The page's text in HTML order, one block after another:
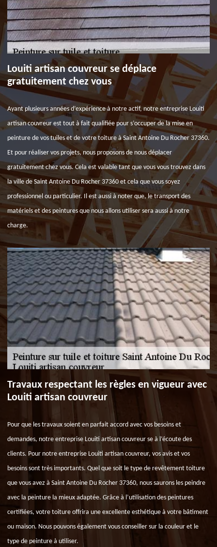
Louiti artisan couvreur se déplace
gratuitement chez vous
Ayant plusieurs années d’expérience à notre actif, notre entreprise Louiti
artisan couvreur est tout à fait qualifiée pour s’occuper de la mise en
peinture de vos tuiles et de votre toiture à Saint Antoine Du Rocher 37360.
Et pour réaliser vos projets, nous proposons de nous déplacer
gratuitement chez vous. Cela est valable tant que vous vous trouvez dans
la ville de Saint Antoine Du Rocher 37360 et cela que vous soyez
professionnel ou particulier. Il est aussi à noter que, le transport des
matériels et des peintures que nous allons utiliser sera aussi à notre
charge.
Travaux respectant les règles en vigueur avec
Louiti artisan couvreur
Pour que les travaux soient en parfait accord avec vos besoins et
demandes, notre entreprise Louiti artisan couvreur se à l’écoute des
clients. Pour notre entreprise Louiti artisan couvreur, vos avis et vos
besoins sont très importants. Quel que soit le type de revêtement toiture
que vous avez à Saint Antoine Du Rocher 37360, nous saurons les peindre
avec la peinture la mieux adaptée. Grâce à l’utilisation des peintures
certifiées, votre toiture offrira une excellente esthétique à votre bâtiment
ou maison. Nous pouvons également vous conseiller sur la couleur et le
type de peinture à utiliser.